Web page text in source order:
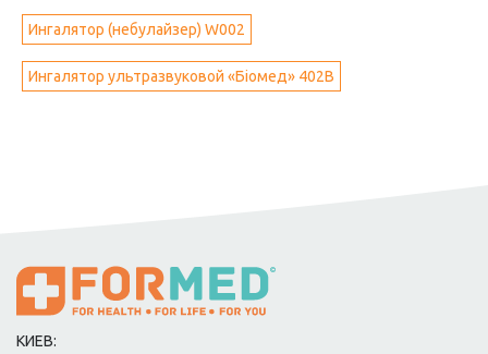
Ингалятор (небулайзер) W002
Ингалятор ультразвуковой «Біомед» 402В
КИЕВ: